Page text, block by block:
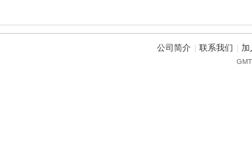
公司简介 联系我们 加